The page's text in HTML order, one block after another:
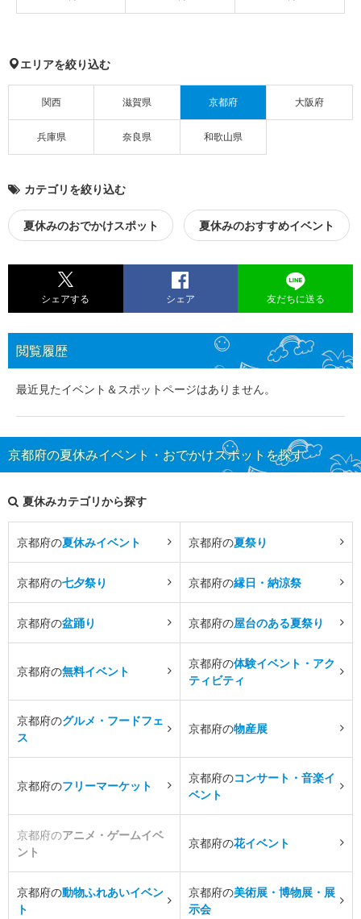
エリアを絞り込む
関西 滋賀県 京都府 大阪府
兵庫県 奈良県 和歌山県
カテゴリを絞り込む
夏休みのおでかけスポット 夏休みのおすすめイベント
シェアする シェア 友だちに送る
閲覧履歴
最近見たイベント＆スポットページはありません。
京都府の夏休みイベント・おでかけスポットを探す
夏休みカテゴリから探す
京都府の夏休みイベント 京都府の夏祭り
京都府の七夕祭り 京都府の縁日・納涼祭
京都府の盆踊り 京都府の屋台のある夏祭り
京都府の無料イベント
京都府の体験イベント・アク
ティビティ
京都府のグルメ・フードフェ
ス
京都府の物産展
京都府のフリーマーケット
京都府のコンサート・音楽イ
ベント
京都府のアニメ・ゲームイベ
ント
京都府の花イベント
京都府の動物ふれあいイベン
ト
京都府の美術展・博物展・展
示会